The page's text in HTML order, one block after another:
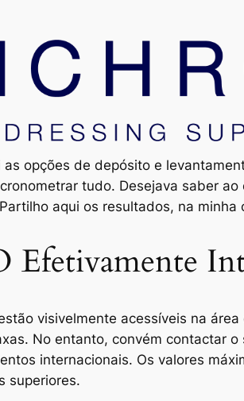
opções de depósito e
tudo. Desejava saber
aqui os resultados, na minha
Efetivamente
visivelmente acessíveis na
No entanto, convém contactar
internacionais. Os valores
superiores.